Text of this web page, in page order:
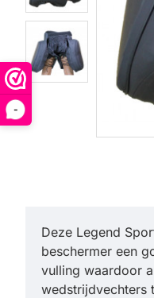
-
Deze Legend
beschermer een
vulling waardoor
wedstrijdvechters